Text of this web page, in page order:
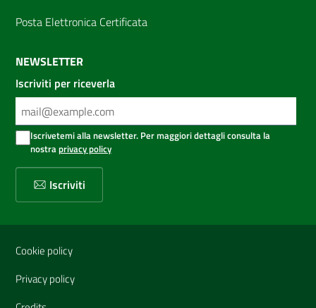
Posta Elettronica Certificata
NEWSLETTER
Iscriviti per riceverla
Iscrivetemi alla newsletter. Per maggiori dettagli consulta la
nostraprivacy policy
Iscriviti
Sezione Link Utili
Cookie policy
Privacy policy